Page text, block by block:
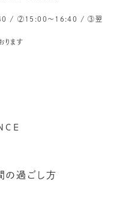
/ ②15:00〜16:40 / ③翌
ります
の過ごし方